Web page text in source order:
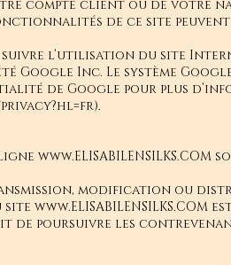
compte client ou de votre
de ce site
suivre l’utilisation du site
Google Inc. Le système
de Google pour plus
www.ELISABILENSILKS.COM
modification ou
site www.ELISABILENSILKS.COM
de poursuivre les